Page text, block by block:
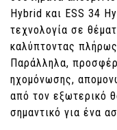
Hybrid και ESS 34
τεχνολογία σε
καλύπτοντας πλήρως
Παράλληλα,
ηχομόνωσης,
από τον εξωτερικό
σημαντικό για ένα